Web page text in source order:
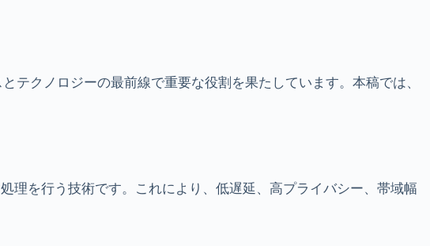
クノロジーの最前線で重要な役割を果たしています。本稿では、
理を行う技術です。これにより、低遅延、高プライバシー、帯域幅